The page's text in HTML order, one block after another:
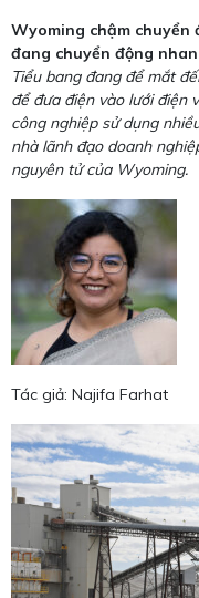
Wyoming chậm chuyển
đang chuyển động
Tiểu bang đang để mắt
để đưa điện vào lưới điện
công nghiệp sử dụng
nhà lãnh đạo doanh
nguyên tử của Wyoming.
Tác giả: Najifa Farhat